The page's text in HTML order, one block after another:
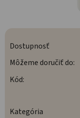
Dostupnosť
Môžeme doručiť do:
Kód:
Kategória